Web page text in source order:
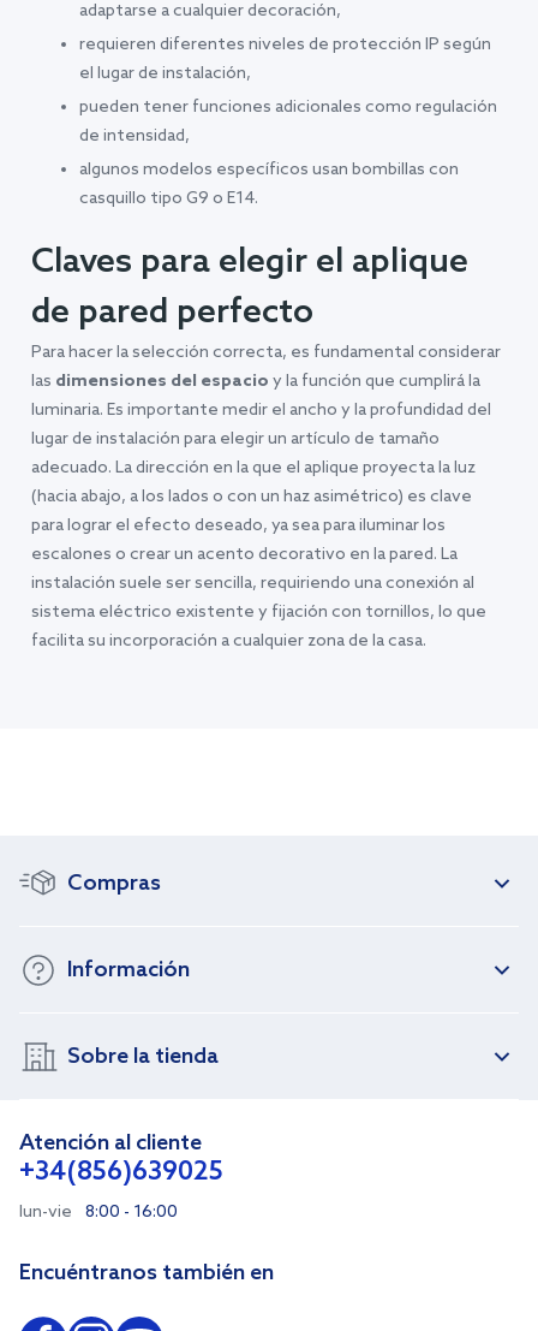
adaptarse a cualquier decoración,
requieren diferentes niveles de protección IP según
el lugar de instalación,
pueden tener funciones adicionales como regulación
de intensidad,
algunos modelos específicos usan bombillas con
casquillo tipo G9 o E14.
Claves para elegir el aplique
de pared perfecto
Para hacer la selección correcta, es fundamental considerar
las dimensiones del espacio y la función que cumplirá la
luminaria. Es importante medir el ancho y la profundidad del
lugar de instalación para elegir un artículo de tamaño
adecuado. La dirección en la que el aplique proyecta la luz
(hacia abajo, a los lados o con un haz asimétrico) es clave
para lograr el efecto deseado, ya sea para iluminar los
escalones o crear un acento decorativo en la pared. La
instalación suele ser sencilla, requiriendo una conexión al
sistema eléctrico existente y fijación con tornillos, lo que
facilita su incorporación a cualquier zona de la casa.
Compras
Información
Sobre la tienda
Atención al cliente
+34(856)639025
lun-vie 8:00 - 16:00
Encuéntranos también en